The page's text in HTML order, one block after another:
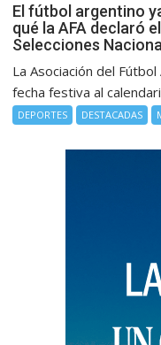
El fútbol argentino
qué la AFA declaró
Selecciones
La Asociación del
fecha festiva al
DEPORTES DESTACADAS